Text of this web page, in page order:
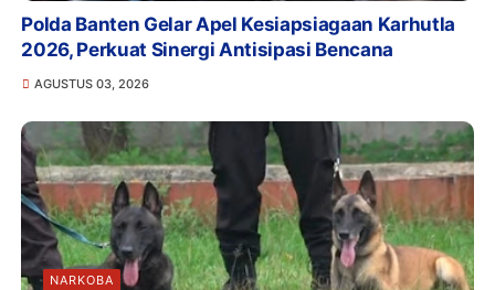
Polda Banten Gelar Apel Kesiapsiagaan Karhutla
2026, Perkuat Sinergi Antisipasi Bencana
AGUSTUS 03, 2026
NARKOBA